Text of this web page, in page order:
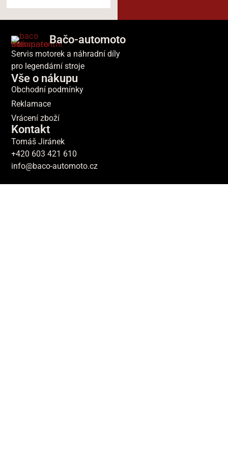
Bačo-automoto
Servis motorek a náhradní díly
pro legendární stroje
Vše o nákupu
Obchodní podmínky
Reklamace
Vrácení zboží
Kontakt
Tomáš Jiránek
+420 603 421 610
info@baco-automoto.cz